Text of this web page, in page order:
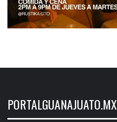
PORTALGUANAJUATO.MX